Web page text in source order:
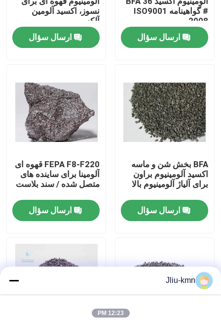
خونه
درباره ما
تور کارخانه
کنترل کیفیت
با ما تماس بگیرید
اخبار
VR
اکسید آلومینیوم ذوب شده
# گواهینامه ISO9001
2008
ارسال سؤال
نسوز، اکسید آلومین
آلکس
ارسال سؤال
BFA بخش شن و ماسه
اکسید آلومینیوم براون
برای آلیاژ آلومینیوم بالا
ارسال سؤال
FEPA F8-F220 قهوه ای
آلومینا برای ساینده های
متصل شده / سند بلاست
ارسال سؤال
Jliu-kmn
12:23 PM